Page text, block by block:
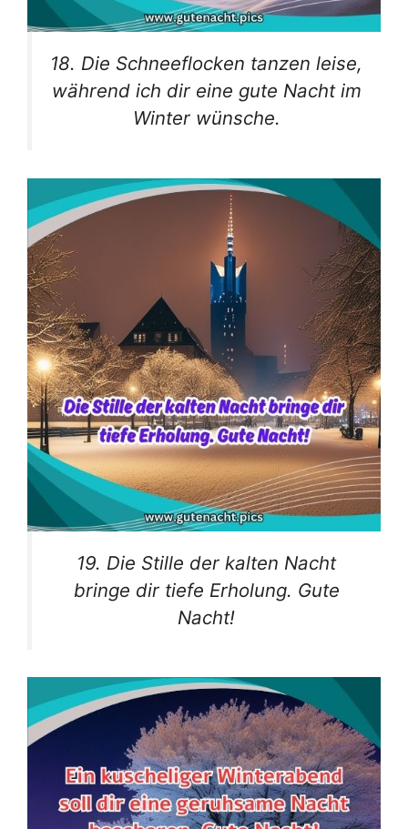
18. Die Schneeflocken tanzen leise,
während ich dir eine gute Nacht im
Winter wünsche.
19. Die Stille der kalten Nacht
bringe dir tiefe Erholung. Gute
Nacht!